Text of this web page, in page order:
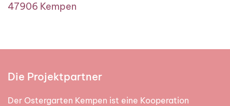
47906 Kempen
Die Projektpartner
Der Oster­garten Kempen ist eine Ko­opera­tion